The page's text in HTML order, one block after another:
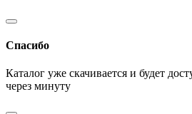
Спасибо
Каталог уже скачивается и будет
через минуту